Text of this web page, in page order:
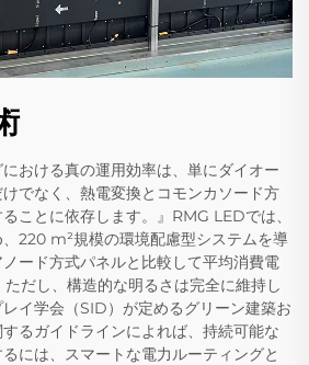
における真の運用効率は、単にダイオー
でなく、熱電変換とコモンカソード方
ことに依存します。』RMG LEDでは、
220 m²規模の環境配慮型システムを導
ード方式パネルと比較して平均消費電
だし、構造的な明るさは完全に維持し
イ学会（SID）が定めるグリーン建築お
るガイドラインによれば、持続可能な
には、スマートな電力ルーティングと